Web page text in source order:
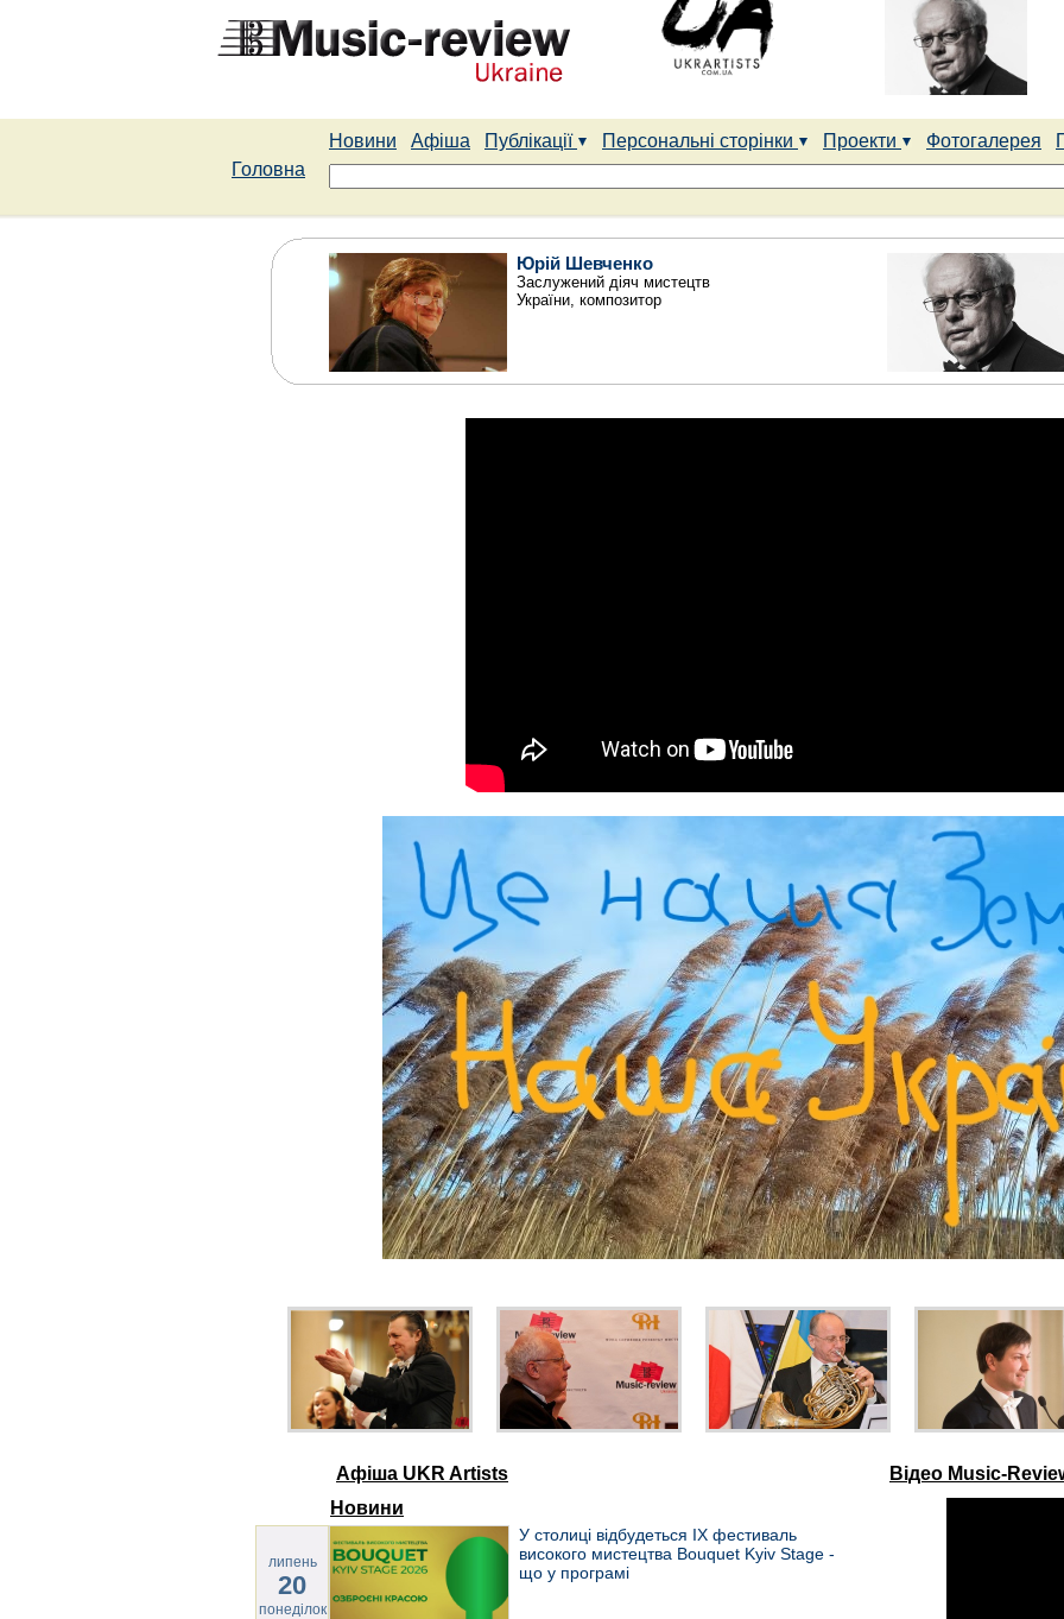
Новини Афіша Публікації Персональні сторінки Проекти Фотогалерея
Головна
Юрій Шевченко
Заслужений діяч мистецтв
України, композитор
Афіша UKR Artists
Новини
липень
20
понеділок
У столиці відбудеться IX фестиваль
високого мистецтва Bouquet Kyiv Stage -
що у програмі
Відео Music-